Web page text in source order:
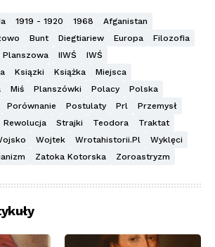
1919 - 1920 1968
Afganistan
Bunt Diegtiariew Europa
Filozofia
Planszowa IIWŚ
IWŚ
Ksiązki Książka
Miejsca
Miś Planszówki Polacy
Polska
Porównanie Postulaty Prl
Przemysł
Rewolucja Strajki Teodora
Traktat
Wojtek Wrotahistorii.pl
Wyklęci
Zatoka Kotorska
Zoroastryzm